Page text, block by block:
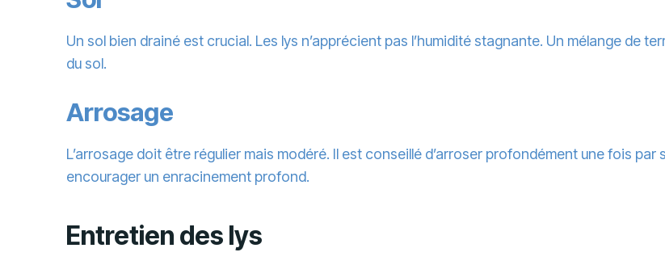
Un sol bien drainé est crucial. Les lys n’apprécient pas l’humidité stagnante. Un mélange de
du sol.
Arrosage
L’arrosage doit être régulier mais modéré. Il est conseillé d’arroser profondément une fois
encourager un enracinement profond.
Entretien des lys